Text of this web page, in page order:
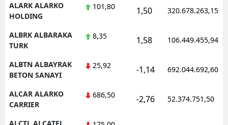
ALARK ALARKO
HOLDING
101,80 1,50 320.678.263,15
ALBRK ALBARAKA
TURK
8,35 1,58 106.449.455,94
ALBTN ALBAYRAK
BETON SANAYI
25,92 -1,14 692.044.692,60
ALCAR ALARKO
CARRIER
686,50 -2,76 52.374.751,50